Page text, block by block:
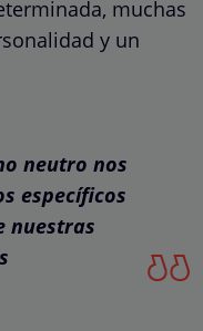
muchas
y un
neutro nos
específicos
nuestras